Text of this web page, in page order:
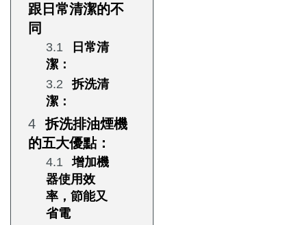
跟日常清潔的不
同
日常清
潔：
拆洗清
潔：
拆洗排油煙機
的五大優點：
增加機
器使用效
率，節能又
省電